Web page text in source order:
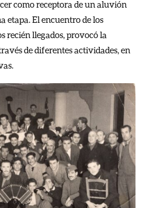
como receptora de un aluvión
etapa. El encuentro de los
recién llegados, provocó la
de diferentes actividades, en